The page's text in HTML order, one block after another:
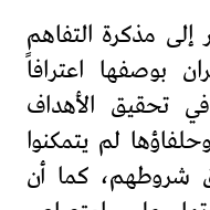
مذكرة التفاهم
بوصفها اعترافاً
تحقيق الأهداف
لم يتمكنوا
شروطهم، كما أن